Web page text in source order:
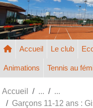
Accueil Le club
Animations Tennis au
Accueil
Garçons 11-12 ans :
Panneau de gestion des